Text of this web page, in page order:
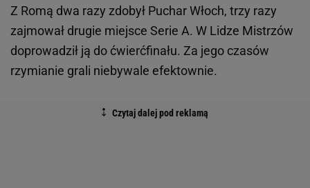
Z Romą dwa razy zdobył Puchar Włoch, trzy razy
zajmował drugie miejsce Serie A. W Lidze Mistrzów
doprowadził ją do ćwierćfinału. Za jego czasów
rzymianie grali niebywale efektownie.